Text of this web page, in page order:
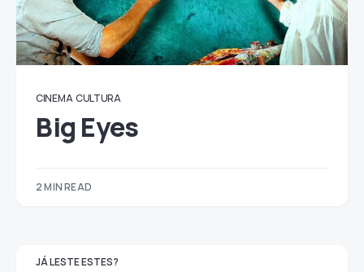
CINEMA CULTURA
Big Eyes
2 MIN READ
JÁ LESTE ESTES?